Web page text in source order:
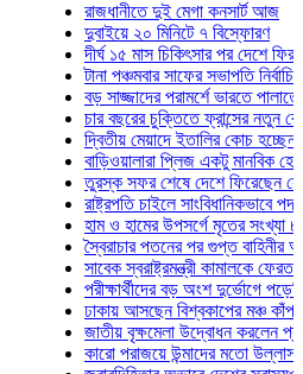
রাজধানীতে দুই মেগা কনসার্ট আজ
দুবাইয়ে ২০ মিনিটে ৭ বিস্ফোরণ
দীর্ঘ ১৫ মাস চিকিৎসার পর দেশে ফিরলেন
টানা পঞ্চমবার সাফের সভাপতি নির্বাচিত কাজী
বড় সাজ্জাদের পরামর্শে ভারতে পালাতে
চার বছরের চুক্তিতে ফ্রান্সের নতুন কোচ
দ্বিতীয় মেয়াদে ইতালির কোচ হচ্ছেন মানচিনি
বাড়িওয়ালারা প্লিজ একটু মানবিক হোন: মনিরা
তুরস্ক সফর শেষে দেশে ফিরেছেন
রাষ্ট্রপতি চাইলে সাংবিধানিকভাবে পদত্যাগ
হাম ও হামের উপসর্গে মৃতের সংখ্যা ৮০০
স্বৈরাচার পতনের পর গুপ্ত বাহিনীর
সাবেক স্বরাষ্ট্রমন্ত্রী কামালকে ফেরত চেয়ে
পরীক্ষার্থীদের বড় অংশ দুর্ভোগে পড়েনি: ড.
ঢাকায় আসছেন বিশ্বকাপের মঞ্চ কাঁপানো সেই
জাতীয় বৃক্ষমেলা উদ্বোধন করলেন প্রধানমন্ত্রী
কারো পরাজয়ে উন্মাদের মতো উল্লাস করতে